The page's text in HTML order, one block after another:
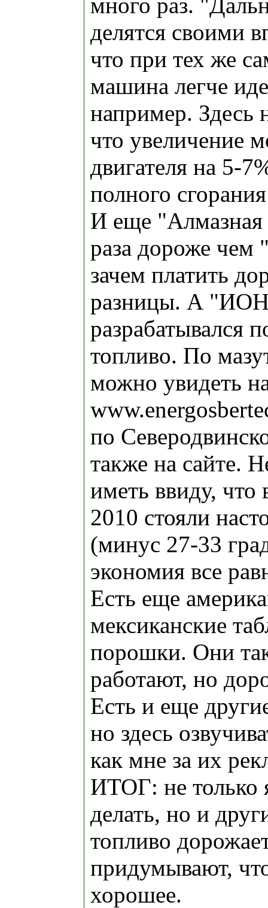
делятся своими
что при тех же
машина легче
например. Здесь
что увеличение
двигателя на 5-
полного
И еще "Алмазная
раза дороже
зачем платить
разницы. А
разрабатывался
топливо. По
можно увидеть
по
также на сайте.
иметь ввиду, что
2010 стояли
(минус 27-33
экономия все
Есть еще
мексиканские
порошки. Они
работают, но
Есть и еще
но здесь
как мне за их
ИТОГ: не только
делать, но и
топливо
придумывают,
хорошее.